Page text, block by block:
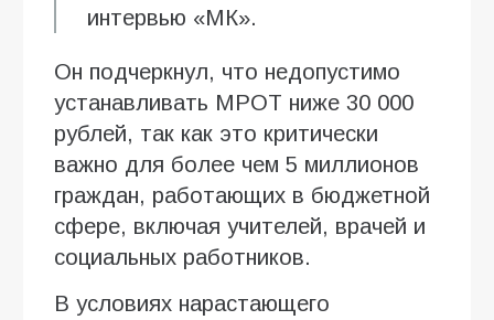
интервью «МК».
Он подчеркнул, что недопустимо
устанавливать МРОТ ниже 30 000
рублей, так как это критически
важно для более чем 5 миллионов
граждан, работающих в бюджетной
сфере, включая учителей, врачей и
социальных работников.
В условиях нарастающего